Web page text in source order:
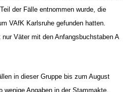
der Fälle entnommen wurde, die
VAfK Karlsruhe gefunden hatten.
Väter mit den Anfangsbuchstaben A
in dieser Gruppe bis zum August
wenige Angaben in der Stammakte,